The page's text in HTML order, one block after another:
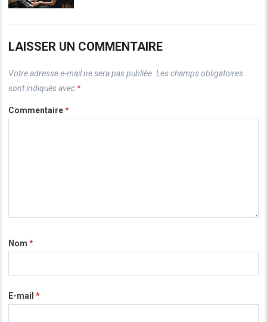
LAISSER UN COMMENTAIRE
Votre adresse e-mail ne sera pas publiée. Les champs obligatoires
sont indiqués avec *
Commentaire*
Nom*
E-mail*